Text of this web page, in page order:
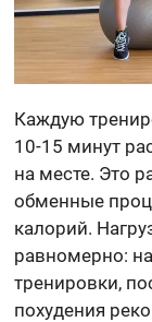
Каждую
10-15 минут
на месте. Это
обменные
калорий.
равномерно:
тренировки,
похудения